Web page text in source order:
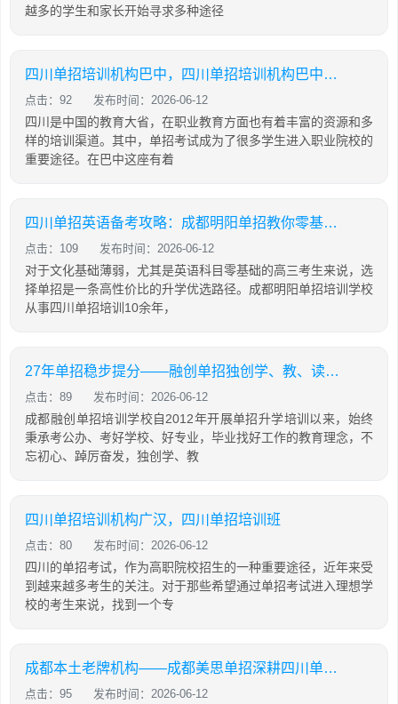
越多的学生和家长开始寻求多种途径
四川单招培训机构巴中，四川单招培训机构巴中有几家
点击：92 发布时间：2026-06-12
四川是中国的教育大省，在职业教育方面也有着丰富的资源和多
样的培训渠道。其中，单招考试成为了很多学生进入职业院校的
重要途径。在巴中这座有着
四川单招英语备考攻略：成都明阳单招教你零基础也能有效提分
点击：109 发布时间：2026-06-12
对于文化基础薄弱，尤其是英语科目零基础的高三考生来说，选
择单招是一条高性价比的升学优选路径。成都明阳单招培训学校
从事四川单招培训10余年，
27年单招稳步提分——融创单招独创学、教、读、背、练、考六位一体教学模式
点击：89 发布时间：2026-06-12
成都融创单招培训学校自2012年开展单招升学培训以来，始终
秉承考公办、考好学校、好专业，毕业找好工作的教育理念，不
忘初心、踔厉奋发，独创学、教
四川单招培训机构广汉，四川单招培训班
点击：80 发布时间：2026-06-12
四川的单招考试，作为高职院校招生的一种重要途径，近年来受
到越来越多考生的关注。对于那些希望通过单招考试进入理想学
校的考生来说，找到一个专
成都本土老牌机构——成都美思单招深耕四川单招16年，助力学生录取公办院校！
点击：95 发布时间：2026-06-12